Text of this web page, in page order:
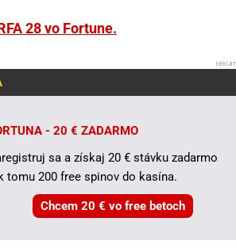
28 vo Fortune.
- 20 € ZADARMO
sa a získaj 20 € stávku zadarmo
tomu 200 free spinov do kasína.
Chcem 20 € vo free betoch